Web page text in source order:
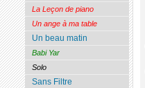
La Leçon de piano
Un ange à ma table
Un beau matin
Babi Yar
Solo
Sans Filtre